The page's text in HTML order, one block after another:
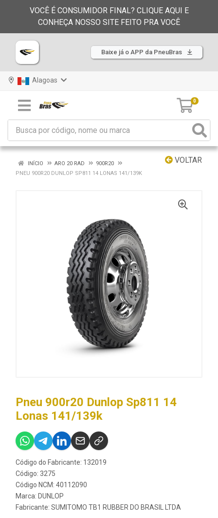
VOCÊ É CONSUMIDOR FINAL? CLIQUE AQUI E
CONHEÇA NOSSO SITE FEITO PRA VOCÊ
Baixe já o APP da PneuBras
Alagoas
0
VOLTAR
INÍCIO ARO 20 RAD
900R20
PNEU 900R20 DUNLOP SP811 14 LONAS 141/139K
Pneu 900r20 Dunlop Sp811 14
Lonas 141/139k
Código do Fabricante: 132019
Código: 3275
Código NCM: 40112090
Marca: DUNLOP
Fabricante: SUMITOMO TB1 RUBBER DO BRASIL LTDA